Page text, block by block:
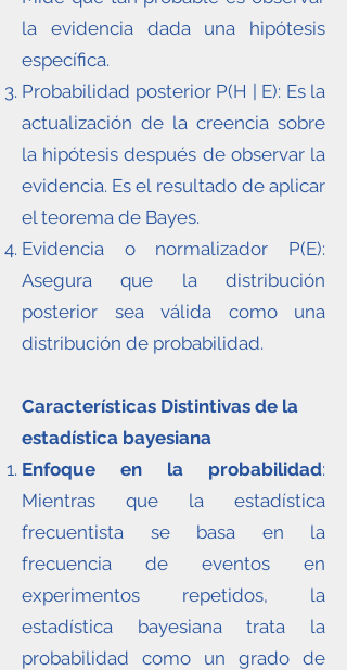
la evidencia dada una hipótesis
específica.
Probabilidad posterior P(H | E): Es la
actualización de la creencia sobre
la hipótesis después de observar la
evidencia. Es el resultado de aplicar
el teorema de Bayes.
Evidencia o normalizador P(E):
Asegura que la distribución
posterior sea válida como una
distribución de probabilidad.
Características Distintivas de la
estadística bayesiana
Enfoque en la probabilidad:
Mientras que la estadística
frecuentista se basa en la
frecuencia de eventos en
experimentos repetidos, la
estadística bayesiana trata la
probabilidad como un grado de